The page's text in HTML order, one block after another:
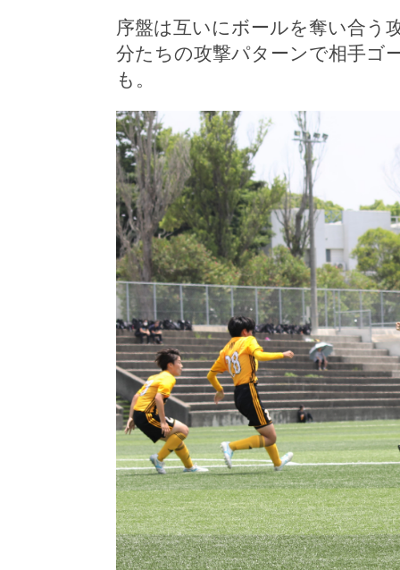
序盤は互いにボールを奪い合う
分たちの攻撃パターンで相手ゴ
も。